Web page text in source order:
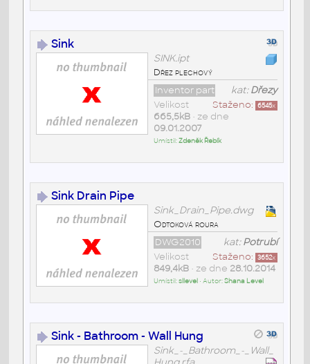
Sink
SINK.ipt
Dřez plechový
kat:Dřezy
Inventor part
Staženo: 6545x
Velikost
665,5kB• ze dne
09.01.2007
Umístil:Zdeněk Řebík
Sink Drain Pipe
Sink_Drain_Pipe.dwg
Odtoková roura
kat:Potrubí
DWG2010
Staženo: 3652x
Velikost
849,4kB• ze dne 28.10.2014
Umístil:sllevel • Autor:Shana Level
Sink - Bathroom - Wall Hung
Sink_-_Bathroom_-_Wall_